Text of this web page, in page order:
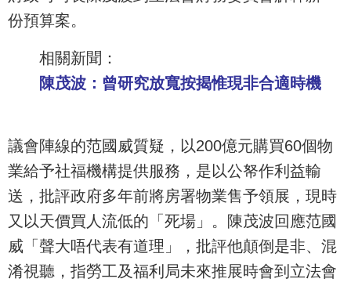
份預算案。
相關新聞：
陳茂波：曾研究放寬按揭惟現非合適時機
議會陣線的范國威質疑，以200億元購買60個物
業給予社福機構提供服務，是以公帑作利益輸
送，批評政府多年前將房署物業售予領展，現時
又以天價買人流低的「死場」。陳茂波回應范國
威「聲大唔代表有道理」，批評他顛倒是非、混
淆視聽，指勞工及福利局未來推展時會到立法會